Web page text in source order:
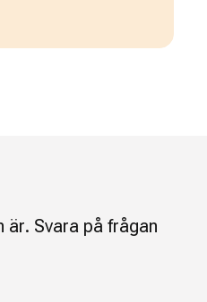
Svara på frågan